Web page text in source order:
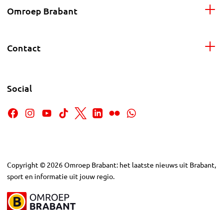
Omroep Brabant
Contact
Social
Copyright © 2026Omroep Brabant: het laatste nieuws uit Brabant,
sport en informatie uit jouw regio.